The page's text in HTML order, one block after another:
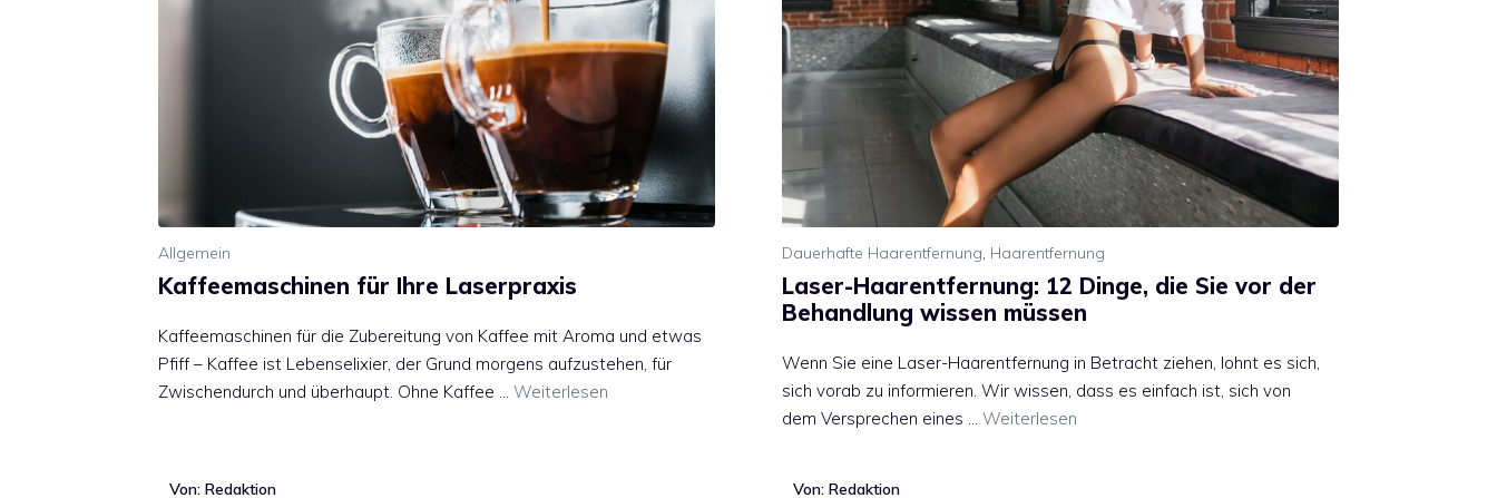
Allgemein
Kaffeemaschinen für Ihre Laserpraxis
Kaffeemaschinen für die Zubereitung von Kaffee mit Aroma und etwas
Pfiff – Kaffee ist Lebenselixier, der Grund morgens aufzustehen, für
Zwischendurch und überhaupt. Ohne Kaffee … Weiterlesen
Von: Redaktion
Dauerhafte Haarentfernung, Haarentfernung
Laser-Haarentfernung: 12 Dinge, die Sie vor der
Behandlung wissen müssen
Wenn Sie eine Laser-Haarentfernung in Betracht ziehen, lohnt es sich,
sich vorab zu informieren. Wir wissen, dass es einfach ist, sich von
dem Versprechen eines … Weiterlesen
Von: Redaktion